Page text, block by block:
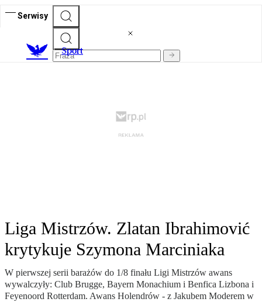
Serwisy
Sport
Liga Mistrzów. Zlatan Ibrahimović
krytykuje Szymona Marciniaka
W pierwszej serii barażów do 1/8 finału Ligi Mistrzów awans
wywalczyły: Club Brugge, Bayern Monachium i Benfica Lizbona i
Feyenoord Rotterdam. Awans Holendrów - z Jakubem Moderem w